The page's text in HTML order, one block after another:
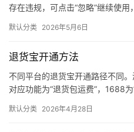
媒
体
社
存在违规，可点击“忽略”继续使
默认分类 2026年5月6日
退货宝开通方法
不同平台的退货宝开通路径不同
对应功能为“退货包运费”，1688
默认分类 2026年4月28日